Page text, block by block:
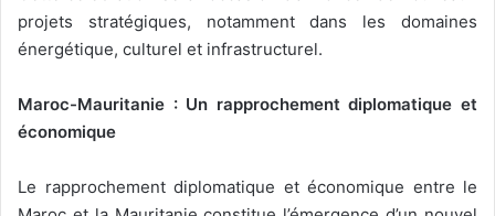
projets stratégiques, notamment dans les domaines
énergétique, culturel et infrastructurel.
Maroc-Mauritanie : Un rapprochement diplomatiqueet
économique
Le rapprochement diplomatique et économique entre le